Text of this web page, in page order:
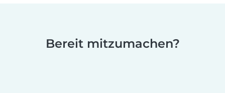
Bereit mitzumachen?